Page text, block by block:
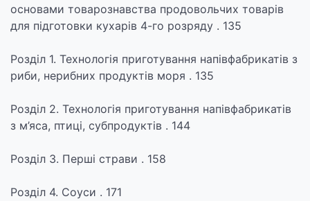
основами товарознавства продовольчих товарів
для підготовки кухарів 4-го розряду . 135
Розділ 1. Технологія приготування напівфабрикатів з
риби, нерибних продуктів моря . 135
Розділ 2. Технологія приготування напівфабрикатів
з м’яса, птиці, субпродуктів . 144
Розділ 3. Перші страви . 158
Розділ 4. Соуси . 171